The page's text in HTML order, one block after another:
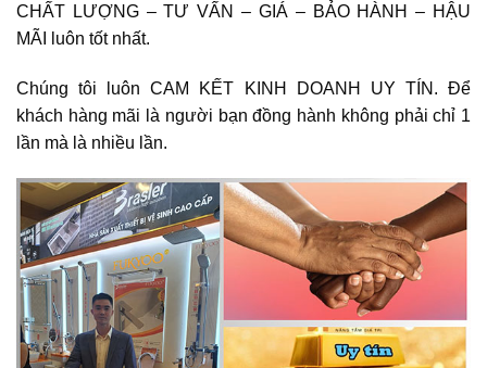
CHẤT LƯỢNG – TƯ VẤN – GIÁ – BẢO HÀNH – HẬU
MÃI luôn tốt nhất.
Chúng tôi luôn CAM KẾT KINH DOANH UY TÍN. Để
khách hàng mãi là người bạn đồng hành không phải chỉ 1
lần mà là nhiều lần.